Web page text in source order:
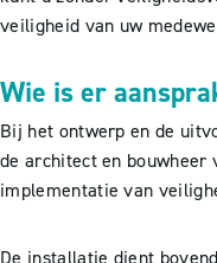
veiligheid van uw
Wie is er
Bij het ontwerp en de
de architect en
implementatie van
De installatie dient